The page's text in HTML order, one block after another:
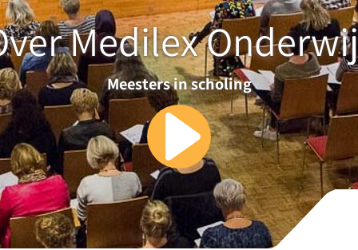
Medilex
Meesters in scholing